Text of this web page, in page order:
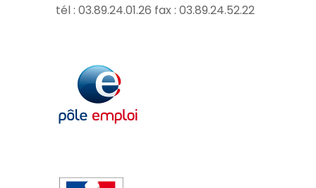
tél : 03.89.24.01.26 fax : 03.89.24.52.22